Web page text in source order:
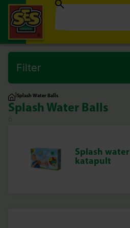
Filter
|Splash Water Balls
Splash Water Balls
Splash water
katapult